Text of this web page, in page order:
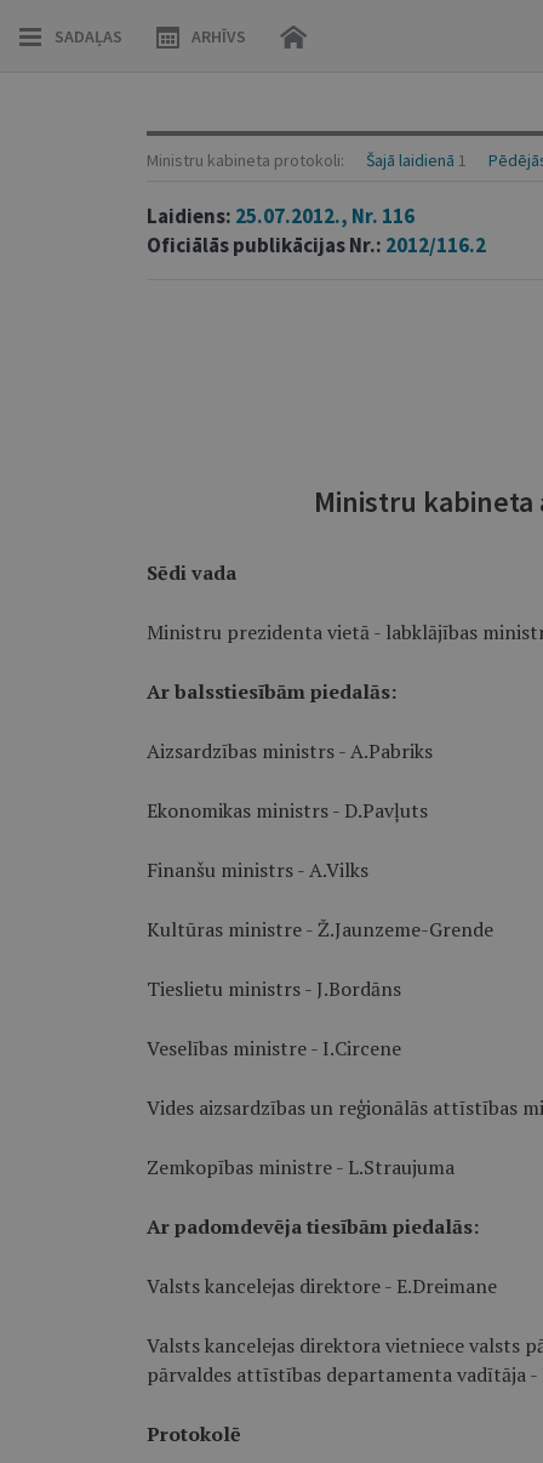
SADAĻAS ARHĪVS
Ministru kabineta protokoli: Šajā laidienā 1
Laidiens: 25.07.2012., Nr. 116
Oficiālās publikācijas Nr.: 2012/116.2
Ministru
Sēdi vada
Ministru prezidenta vietā - labklājības
Ar balsstiesībām piedalās:
Aizsardzības ministrs - A.Pabriks
Ekonomikas ministrs - D.Pavļuts
Finanšu ministrs - A.Vilks
Kultūras ministre - Ž.Jaunzeme-Grende
Tieslietu ministrs - J.Bordāns
Veselības ministre - I.Circene
Vides aizsardzības un reģionālās attīstības
Zemkopības ministre - L.Straujuma
Ar padomdevēja tiesībām piedalās:
Valsts kancelejas direktore - E.Dreimane
Valsts kancelejas direktora vietniece valsts
pārvaldes attīstības departamenta vadītāja -
Protokolē